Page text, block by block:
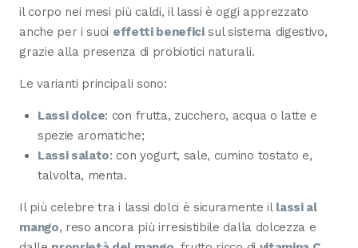
il corpo nei mesi più caldi, il lassi è oggi apprezzato
anche per i suoi effetti beneficisul sistema digestivo,
grazie alla presenza di probiotici naturali.
Le varianti principali sono:
Lassi dolce: con frutta, zucchero, acqua o latte e
spezie aromatiche;
Lassi salato: con yogurt, sale, cumino tostato e,
talvolta, menta.
Il più celebre tra i lassi dolci è sicuramente il lassi al
mango, reso ancora più irresistibile dalla dolcezza e